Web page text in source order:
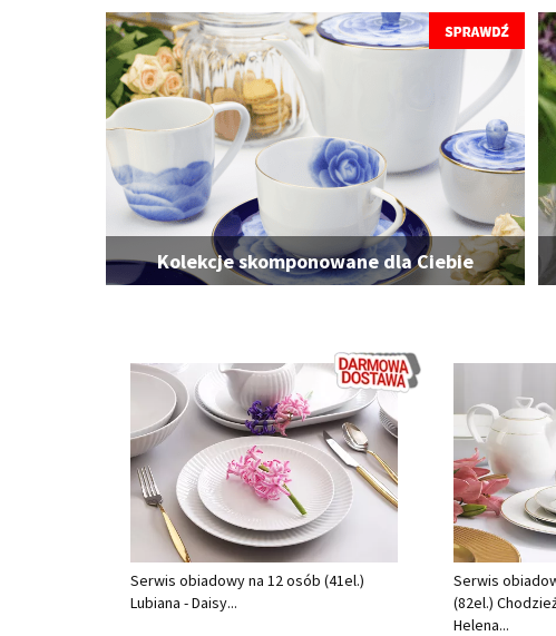
Kolekcje skomponowane dla Ciebie
Serwis obiadowy na 12 osób (41el.)
Lubiana - Daisy...
Serwis
(82el.)
Helena...